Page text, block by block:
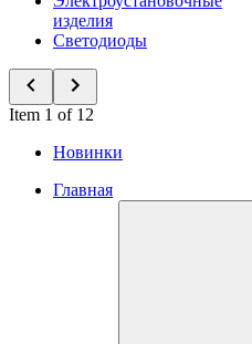
изделия
Светодиоды
Item 1 of 12
Новинки
Главная